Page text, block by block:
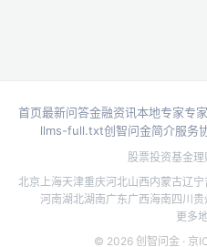
首页最新问答金融资讯本地专家专
llms-full.txt创智问金简介服务
股票投资基金理
北京 上海天津重庆河北山西内蒙古辽宁
河南湖北湖南广东广西海南四川贵
更多
© 2026 创智问金 · 京